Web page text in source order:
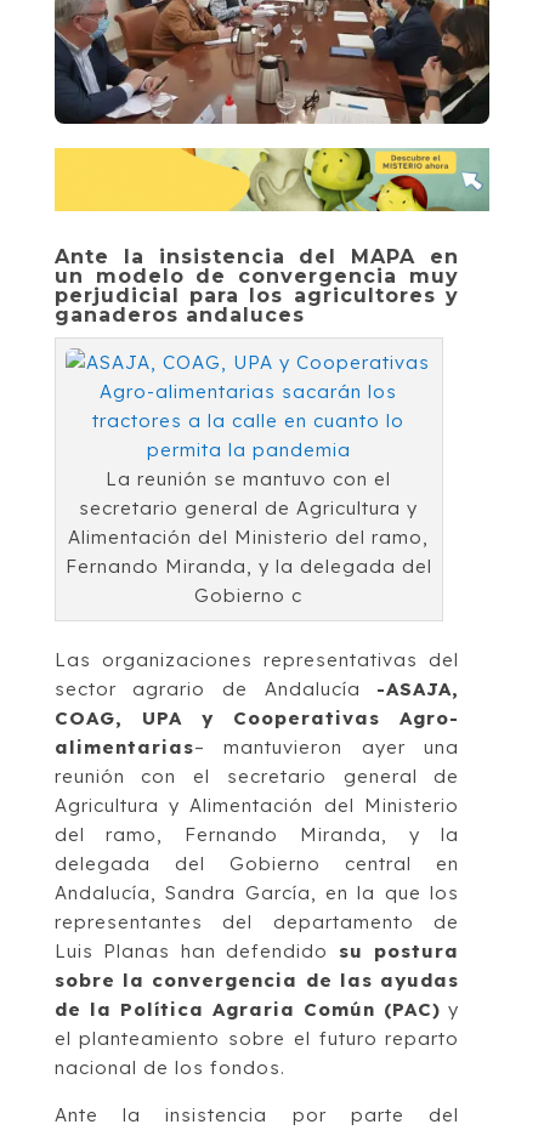
Ante la insistencia del MAPA en
un modelo de convergencia muy
perjudicial para los agricultores y
ganaderos andaluces
La reunión se mantuvo con el
secretario general de Agricultura y
Alimentación del Ministerio del ramo,
Fernando Miranda, y la delegada del
Gobierno c
Las organizaciones representativas del
sector agrario de Andalucía -ASAJA,
COAG, UPA y Cooperativas Agro-
alimentarias– mantuvieron ayer una
reunión con el secretario general de
Agricultura y Alimentación del Ministerio
del ramo, Fernando Miranda, y la
delegada del Gobierno central en
Andalucía, Sandra García, en la que los
representantes del departamento de
Luis Planas han defendido su postura
sobre la convergencia de las ayudas
de la Política Agraria Común (PAC) y
el planteamiento sobre el futuro reparto
nacional de los fondos.
Ante la insistencia por parte del